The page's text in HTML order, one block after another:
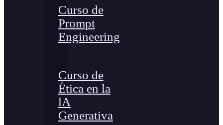
Curso de
Prompt
Engineering
Curso de
Ética en la
lA
Generativa